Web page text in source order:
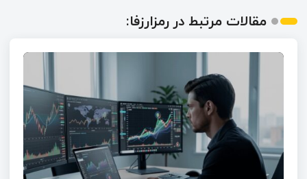
مقالات مرتبط در رمزارزفا: